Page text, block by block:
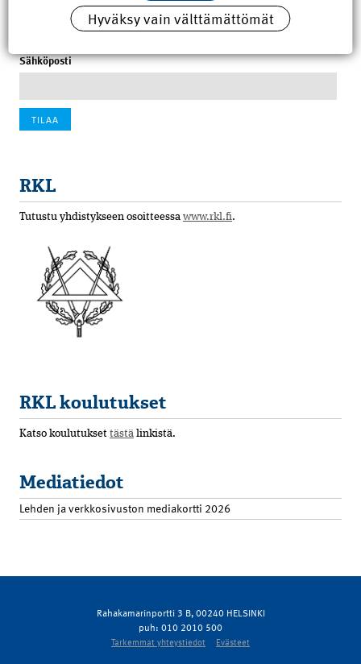
Tilaa uutiskirje
Sähköposti
RKL
Tutustu yhdistykseen osoitteessa www.rkl.fi.
RKL koulutukset
Katso koulutukset tästä linkistä.
Mediatiedot
Lehden ja verkkosivuston mediakortti 2026
Rahakamarinportti 3 B, 00240 HELSINKI
puh: 010 2010 500
Tarkemmat yhteystiedot Evästeet
Hyväksy vain välttämättömät